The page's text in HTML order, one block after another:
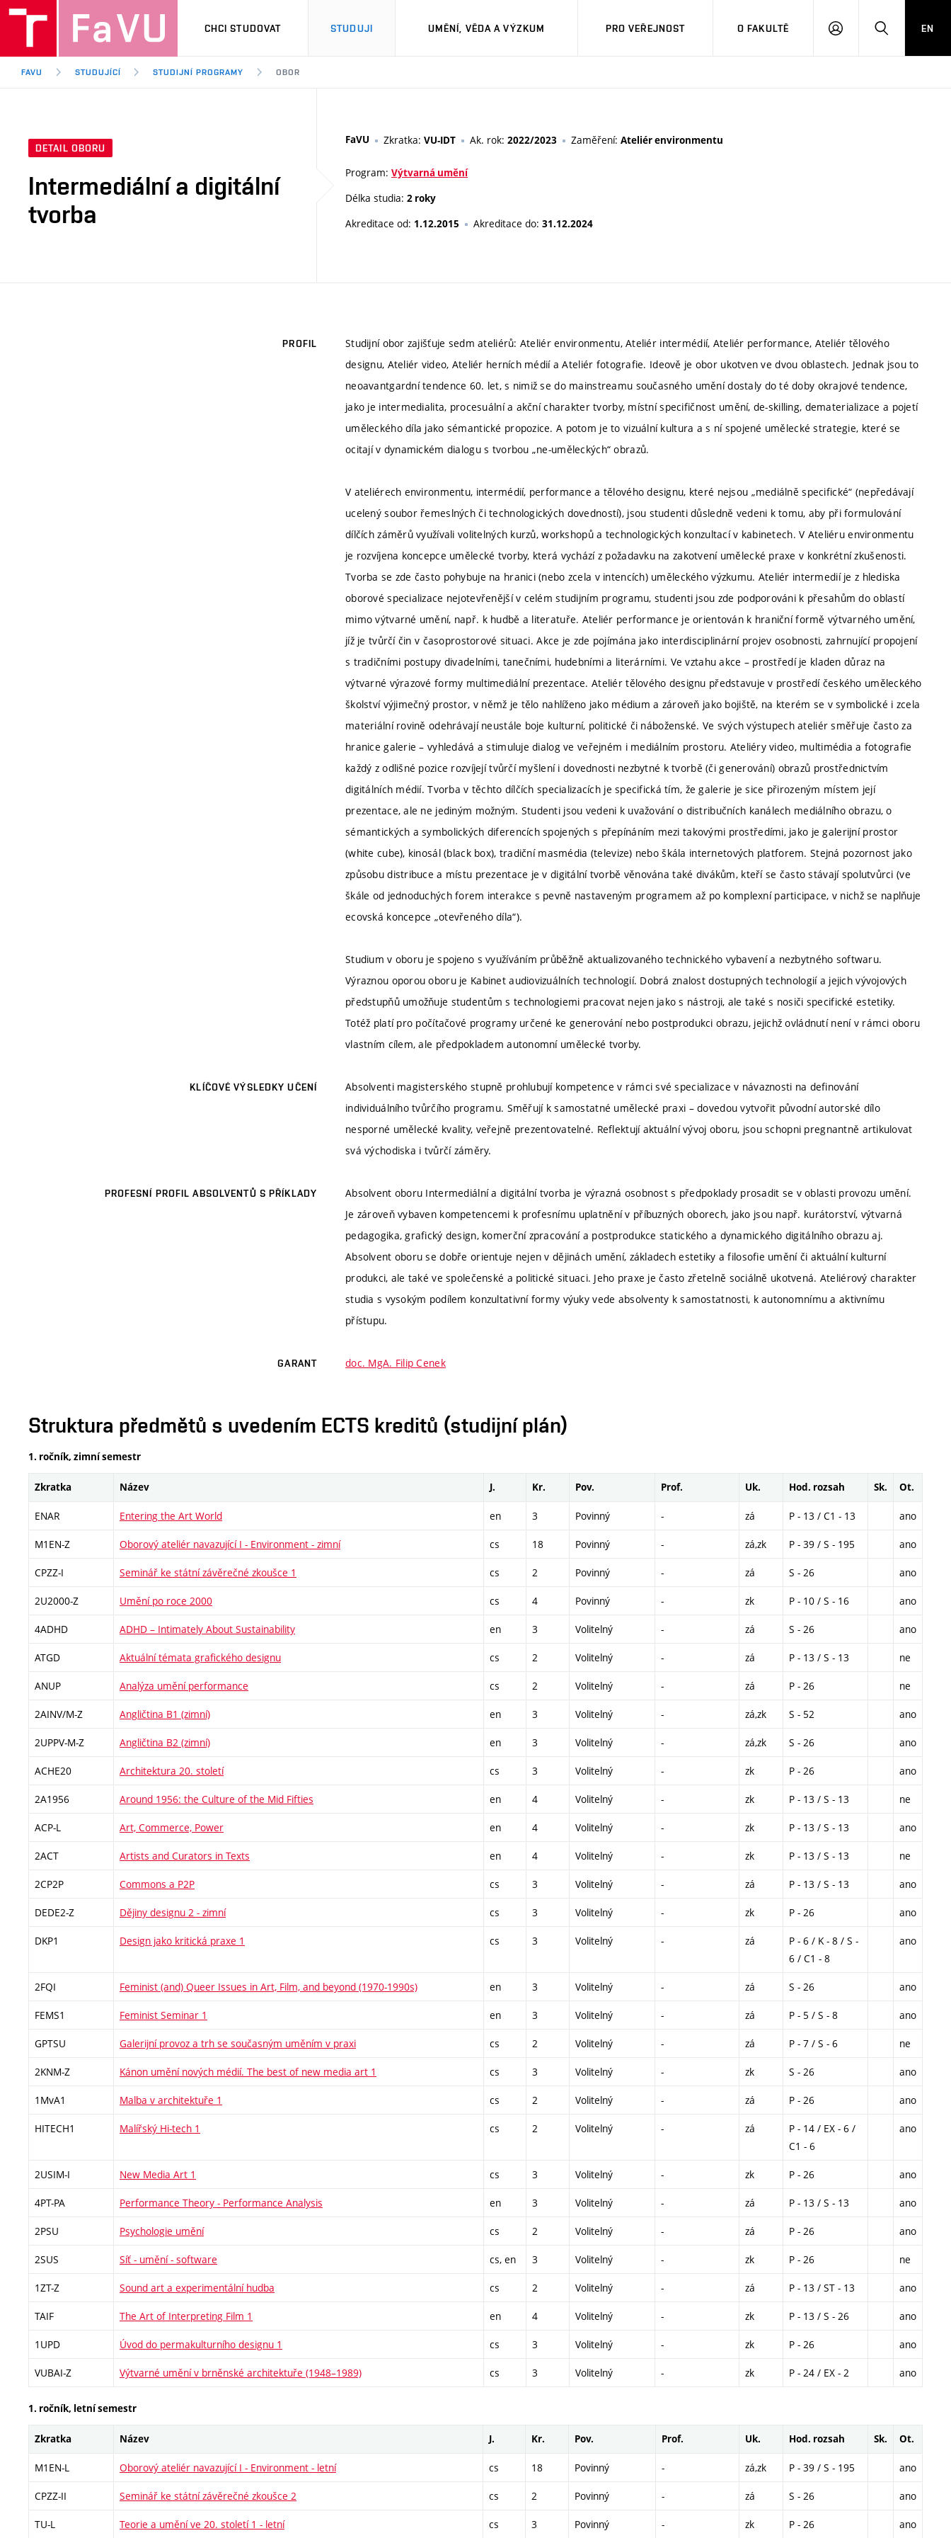
CHCI STUDOVAT STUDUJI UMĚNÍ, VĚDA A VÝZKUM PRO VEŘEJNOST O FAKULTĚ
PŘIHLÁSITHLEDAT
EN
FAVU STUDUJÍCÍ STUDIJNÍ PROGRAMY OBOR
DETAIL OBORU
Intermediální a digitální
tvorba
FaVU Zkratka: VU-IDT Ak. rok: 2022/2023 Zaměření: Ateliér environmentu
Program: Výtvarná umění
Délka studia: 2 roky
Akreditace od: 1.12.2015 Akreditace do: 31.12.2024
PROFIL
Studijní obor zajišťuje sedm ateliérů: Ateliér environmentu, Ateliér intermédií, Ateliér performance, Ateliér tělového
designu, Ateliér video, Ateliér herních médií a Ateliér fotografie. Ideově je obor ukotven ve dvou oblastech. Jednak jsou to
neoavantgardní tendence 60. let, s nimiž se do mainstreamu současného umění dostaly do té doby okrajové tendence,
jako je intermedialita, procesuální a akční charakter tvorby, místní specifičnost umění, de-skilling, dematerializace a pojetí
uměleckého díla jako sémantické propozice. A potom je to vizuální kultura a s ní spojené umělecké strategie, které se
ocitají v dynamickém dialogu s tvorbou „ne-uměleckých“ obrazů.
V ateliérech environmentu, intermédií, performance a tělového designu, které nejsou „mediálně specifické“ (nepředávají
ucelený soubor řemeslných či technologických dovedností), jsou studenti důsledně vedeni k tomu, aby při formulování
dílčích záměrů využívali volitelných kurzů, workshopů a technologických konzultací v kabinetech. V Ateliéru environmentu
je rozvíjena koncepce umělecké tvorby, která vychází z požadavku na zakotvení umělecké praxe v konkrétní zkušenosti.
Tvorba se zde často pohybuje na hranici (nebo zcela v intencích) uměleckého výzkumu. Ateliér intermedií je z hlediska
oborové specializace nejotevřenější v celém studijním programu, studenti jsou zde podporováni k přesahům do oblastí
mimo výtvarné umění, např. k hudbě a literatuře. Ateliér performance je orientován k hraniční formě výtvarného umění,
jíž je tvůrčí čin v časoprostorové situaci. Akce je zde pojímána jako interdisciplinární projev osobnosti, zahrnující propojení
s tradičními postupy divadelními, tanečními, hudebními a literárními. Ve vztahu akce – prostředí je kladen důraz na
výtvarné výrazové formy multimediální prezentace. Ateliér tělového designu představuje v prostředí českého uměleckého
školství výjimečný prostor, v němž je tělo nahlíženo jako médium a zároveň jako bojiště, na kterém se v symbolické i zcela
materiální rovině odehrávají neustále boje kulturní, politické či náboženské. Ve svých výstupech ateliér směřuje často za
hranice galerie – vyhledává a stimuluje dialog ve veřejném i mediálním prostoru. Ateliéry video, multimédia a fotografie
každý z odlišné pozice rozvíjejí tvůrčí myšlení i dovednosti nezbytné k tvorbě (či generování) obrazů prostřednictvím
digitálních médií. Tvorba v těchto dílčích specializacích je specifická tím, že galerie je sice přirozeným místem její
prezentace, ale ne jediným možným. Studenti jsou vedeni k uvažování o distribučních kanálech mediálního obrazu, o
sémantických a symbolických diferencích spojených s přepínáním mezi takovými prostředími, jako je galerijní prostor
(white cube), kinosál (black box), tradiční masmédia (televize) nebo škála internetových platforem. Stejná pozornost jako
způsobu distribuce a místu prezentace je v digitální tvorbě věnována také divákům, kteří se často stávají spolutvůrci (ve
škále od jednoduchých forem interakce s pevně nastaveným programem až po komplexní participace, v nichž se naplňuje
ecovská koncepce „otevřeného díla“).
Studium v oboru je spojeno s využíváním průběžně aktualizovaného technického vybavení a nezbytného softwaru.
Výraznou oporou oboru je Kabinet audiovizuálních technologií. Dobrá znalost dostupných technologií a jejich vývojových
předstupňů umožňuje studentům s technologiemi pracovat nejen jako s nástroji, ale také s nosiči specifické estetiky.
Totéž platí pro počítačové programy určené ke generování nebo postprodukci obrazu, jejichž ovládnutí není v rámci oboru
vlastním cílem, ale předpokladem autonomní umělecké tvorby.
KLÍČOVÉ VÝSLEDKY UČENÍ
Absolventi magisterského stupně prohlubují kompetence v rámci své specializace v návaznosti na definování
individuálního tvůrčího programu. Směřují k samostatné umělecké praxi – dovedou vytvořit původní autorské dílo
nesporné umělecké kvality, veřejně prezentovatelné. Reflektují aktuální vývoj oboru, jsou schopni pregnantně artikulovat
svá východiska i tvůrčí záměry.
PROFESNÍ PROFIL ABSOLVENTŮ S PŘÍKLADY
Absolvent oboru Intermediální a digitální tvorba je výrazná osobnost s předpoklady prosadit se v oblasti provozu umění.
Je zároveň vybaven kompetencemi k profesnímu uplatnění v příbuzných oborech, jako jsou např. kurátorství, výtvarná
pedagogika, grafický design, komerční zpracování a postprodukce statického a dynamického digitálního obrazu aj.
Absolvent oboru se dobře orientuje nejen v dějinách umění, základech estetiky a filosofie umění či aktuální kulturní
produkci, ale také ve společenské a politické situaci. Jeho praxe je často zřetelně sociálně ukotvená. Ateliérový charakter
studia s vysokým podílem konzultativní formy výuky vede absolventy k samostatnosti, k autonomnímu a aktivnímu
přístupu.
GARANT doc. MgA. Filip Cenek
Struktura předmětů s uvedením ECTS kreditů (studijní plán)
1. ročník, zimní semestr
Zkratka Název J. Kr. Pov. Prof. Uk. Hod. rozsah Sk. Ot.
ENAR Entering the Art World en 3 Povinný - zá P - 13 / C1 - 13 ano
M1EN-Z Oborový ateliér navazující I - Environment - zimní cs 18 Povinný - zá,zk P - 39 / S - 195 ano
CPZZ-I Seminář ke státní závěrečné zkoušce 1 cs 2 Povinný - zá S - 26 ano
2U2000-Z Umění po roce 2000 cs 4 Povinný - zk P - 10 / S - 16 ano
4ADHD ADHD – Intimately About Sustainability en 3 Volitelný - zá S - 26 ano
ATGD Aktuální témata grafického designu cs 2 Volitelný - zá P - 13 / S - 13 ne
ANUP Analýza umění performance cs 2 Volitelný - zá P - 26 ne
2AINV/M-Z Angličtina B1 (zimní) en 3 Volitelný - zá,zk S - 52 ano
2UPPV-M-Z Angličtina B2 (zimní) en 3 Volitelný - zá,zk S - 26 ano
ACHE20 Architektura 20. století cs 3 Volitelný - zk P - 26 ano
2A1956 Around 1956: the Culture of the Mid Fifties en 4 Volitelný - zk P - 13 / S - 13 ne
ACP-L Art, Commerce, Power en 4 Volitelný - zk P - 13 / S - 13 ano
2ACT Artists and Curators in Texts en 4 Volitelný - zk P - 13 / S - 13 ne
2CP2P Commons a P2P cs 3 Volitelný - zá P - 13 / S - 13 ano
DEDE2-Z Dějiny designu 2 - zimní cs 3 Volitelný - zk P - 26 ano
DKP1 Design jako kritická praxe 1 cs 3 Volitelný - zá
P - 6 / K - 8 / S -
6 / C1 - 8
ano
2FQI Feminist (and) Queer Issues in Art, Film, and beyond (1970-1990s) en 3 Volitelný - zá S - 26 ano
FEMS1 Feminist Seminar 1 en 3 Volitelný - zá P - 5 / S - 8 ano
GPTSU Galerijní provoz a trh se současným uměním v praxi cs 2 Volitelný - zá P - 7 / S - 6 ne
2KNM-Z Kánon umění nových médií. The best of new media art 1 cs 3 Volitelný - zk S - 26 ano
1MvA1 Malba v architektuře 1 cs 2 Volitelný - zá P - 26 ano
HITECH1 Malířský Hi-tech 1 cs 2 Volitelný - zá
P - 14 / EX - 6 /
C1 - 6
ano
2USIM-I New Media Art 1 cs 3 Volitelný - zk P - 26 ano
4PT-PA Performance Theory - Performance Analysis en 3 Volitelný - zá P - 13 / S - 13 ano
2PSU Psychologie umění cs 2 Volitelný - zá P - 26 ano
2SUS Síť - umění - software cs, en 3 Volitelný - zk P - 26 ne
1ZT-Z Sound art a experimentální hudba cs 2 Volitelný - zá P - 13 / ST - 13 ano
TAIF The Art of Interpreting Film 1 en 4 Volitelný - zk P - 13 / S - 26 ano
1UPD Úvod do permakulturního designu 1 cs 3 Volitelný - zk P - 26 ano
VUBAI-Z Výtvarné umění v brněnské architektuře (1948–1989) cs 3 Volitelný - zk P - 24 / EX - 2 ano
1. ročník, letní semestr
Zkratka Název J. Kr. Pov. Prof. Uk. Hod. rozsah Sk. Ot.
M1EN-L Oborový ateliér navazující I - Environment - letní cs 18 Povinný - zá,zk P - 39 / S - 195 ano
CPZZ-II Seminář ke státní závěrečné zkoušce 2 cs 2 Povinný - zá S - 26 ano
TU-L Teorie a umění ve 20. století 1 - letní cs 3 Povinný - zk P - 26 ano